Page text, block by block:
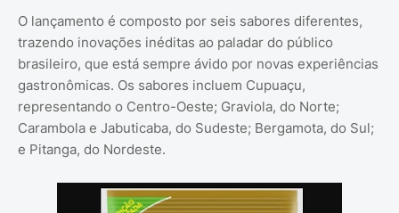
O lançamento é composto por seis sabores diferentes,
trazendo inovações inéditas ao paladar do público
brasileiro, que está sempre ávido por novas experiências
gastronômicas. Os sabores incluem Cupuaçu,
representando o Centro-Oeste; Graviola, do Norte;
Carambola e Jabuticaba, do Sudeste; Bergamota, do Sul;
e Pitanga, do Nordeste.